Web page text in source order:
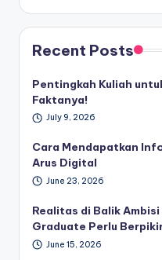
Recent Posts
Pentingkah Kuliah
Faktanya!
July 9, 2026
Cara Mendapatkan
Arus Digital
June 23, 2026
Realitas di Balik Ambisi
Graduate Perlu
June 15, 2026